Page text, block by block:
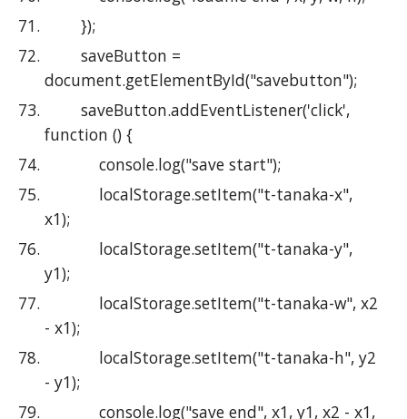
        });
        saveButton =
document.getElementById("savebutton");
        saveButton.addEventListener('click',
function () {
            console.log("save start");
x1);
y1);
- x1);
- y1);
            console.log("save end", x1, y1, x2 - x1,